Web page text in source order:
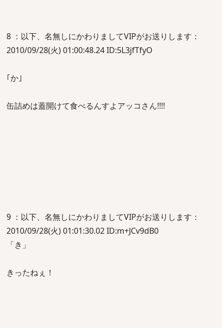
8 ：以下、名無しにかわりましてVIPがお送りします：
2010/09/28(火) 01:00:48.24 ID:5L3jfTfyO
｢か｣
缶詰めは蓋開けて食べるんすよアッコさん!!!!
9 ：以下、名無しにかわりましてVIPがお送りします：
2010/09/28(火) 01:01:30.02 ID:m+JCv9dB0
「き」
きったねぇ！